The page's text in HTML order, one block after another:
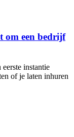
om een bedrijf
instantie
of je laten inhuren